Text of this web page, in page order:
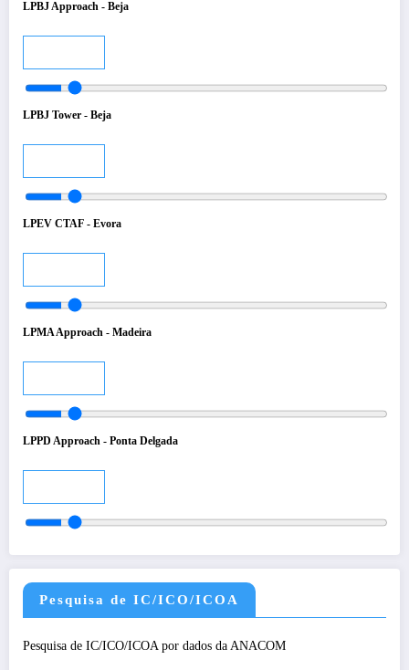
LPBJ Approach - Beja
LPBJ Tower - Beja
LPEV CTAF - Evora
LPMA Approach - Madeira
LPPD Approach - Ponta Delgada
Pesquisa de IC/ICO/ICOA
Pesquisa de IC/ICO/ICOA por dados da ANACOM